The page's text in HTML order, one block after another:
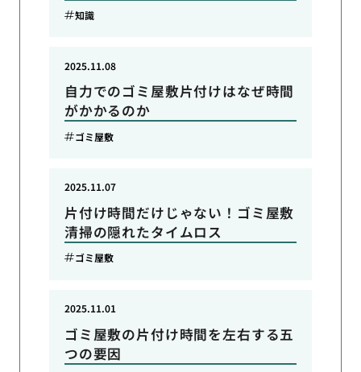
知識
自力でのゴミ屋敷片付けはなぜ時間
がかかるのか
2025.11.08
ゴミ屋敷
片付け時間だけじゃない！ゴミ屋敷
清掃の隠れたタイムロス
2025.11.07
ゴミ屋敷
ゴミ屋敷の片付け時間を左右する五
つの要因
2025.11.01